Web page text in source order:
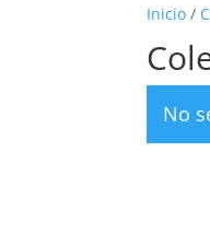
Inicio /
No